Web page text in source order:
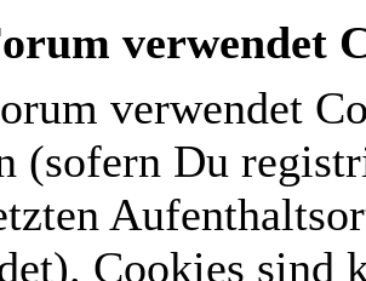
verwendet
verwendet
(sofern Du
Cookies sind